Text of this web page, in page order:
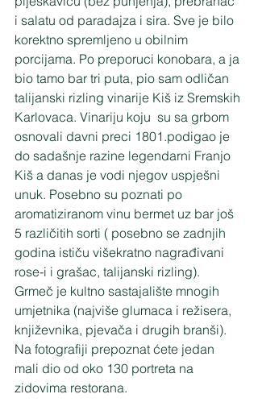
i salatu od paradajza i sira. Sve je bilo
korektno spremljeno u obilnim
porcijama. Po preporuci konobara, a ja
bio tamo bar tri puta, pio sam odličan
talijanski rizling vinarije Kiš iz Sremskih
Karlovaca. Vinariju koju  su sa grbom
osnovali davni preci 1801.podigao je
do sadašnje razine legendarni Franjo
Kiš a danas je vodi njegov uspješni
unuk. Posebno su poznati po
aromatiziranom vinu bermet uz bar još
5 različitih sorti ( posebno se zadnjih
godina ističu višekratno nagrađivani
rose-i i grašac, talijanski rizling).
Grmeč je kultno sastajalište mnogih
umjetnika (najviše glumaca i režisera,
književnika, pjevača i drugih branši).
Na fotografiji prepoznat ćete jedan
mali dio od oko 130 portreta na
zidovima restorana.